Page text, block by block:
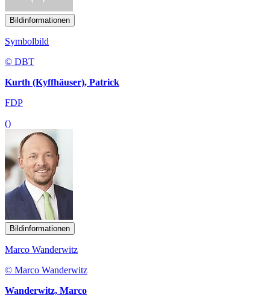
Bildinformationen
Symbolbild
© DBT
Kurth (Kyffhäuser), Patrick
FDP
()
Bildinformationen
Marco Wanderwitz
© Marco Wanderwitz
Wanderwitz, Marco